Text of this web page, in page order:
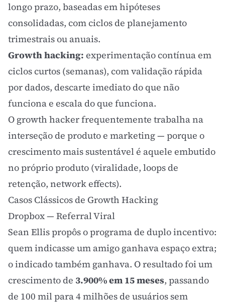
longo prazo, baseadas em hipóteses
consolidadas, com ciclos de planejamento
trimestrais ou anuais.
Growth hacking: experimentação contínua em
ciclos curtos (semanas), com validação rápida
por dados, descarte imediato do que não
funciona e escala do que funciona.
O growth hacker frequentemente trabalha na
interseção de produto e marketing — porque o
crescimento mais sustentável é aquele embutido
no próprio produto (viralidade, loops de
retenção, network effects).
Casos Clássicos de Growth Hacking
Dropbox — Referral Viral
Sean Ellis propôs o programa de duplo incentivo:
quem indicasse um amigo ganhava espaço extra;
o indicado também ganhava. O resultado foi um
crescimento de 3.900% em 15 meses, passando
de 100 mil para 4 milhões de usuários sem